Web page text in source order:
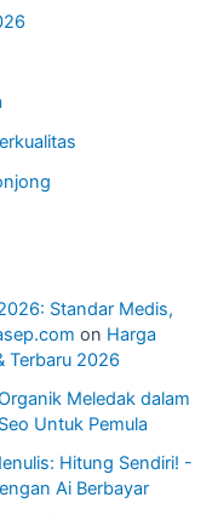
Standar Medis,
on Harga
Terbaru 2026
Meledak dalam
Untuk Pemula
Hitung Sendiri! -
Ai Berbayar